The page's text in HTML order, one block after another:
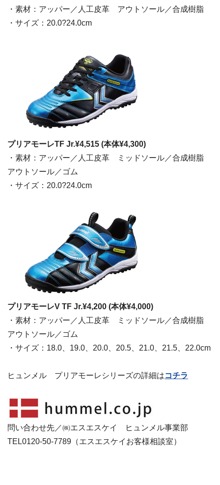
・素材：アッパー／人工皮革 アウトソール／合成樹脂
・サイズ：20.0?24.0cm
プリアモーレTF Jr.¥4,515 (本体¥4,300)
・素材：アッパー／人工皮革 ミッドソール／合成樹脂
アウトソール／ゴム
・サイズ：20.0?24.0cm
プリアモーレV TF Jr.¥4,200 (本体¥4,000)
・素材：アッパー／人工皮革 ミッドソール／合成樹脂
アウトソール／ゴム
・サイズ：18.0、19.0、20.0、20.5、21.0、21.5、22.0cm
ヒュンメル プリアモーレシリーズの詳細はコチラ
問い合わせ先／㈱エスエスケイ ヒュンメル事業部
TEL0120-50-7789（エスエスケイお客様相談室）